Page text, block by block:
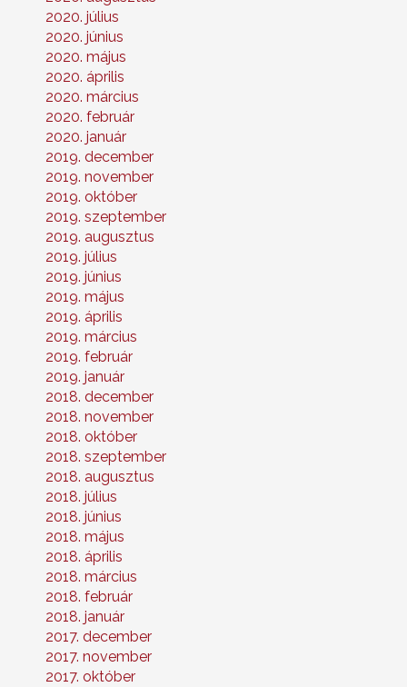
2020. július
2020. június
2020. május
2020. április
2020. március
2020. február
2020. január
2019. december
2019. november
2019. október
2019. szeptember
2019. augusztus
2019. július
2019. június
2019. május
2019. április
2019. március
2019. február
2019. január
2018. december
2018. november
2018. október
2018. szeptember
2018. augusztus
2018. július
2018. június
2018. május
2018. április
2018. március
2018. február
2018. január
2017. december
2017. november
2017. október